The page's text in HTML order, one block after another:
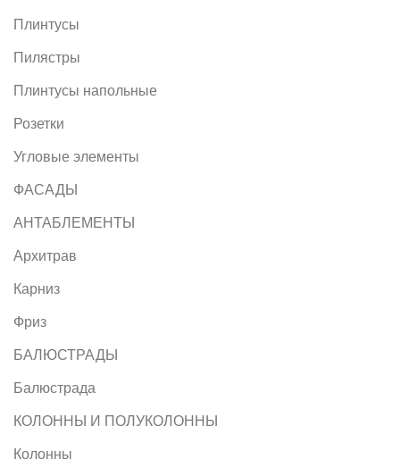
Плинтусы
Пилястры
Плинтусы напольные
Розетки
Угловые элементы
ФАСАДЫ
АНТАБЛЕМЕНТЫ
Архитрав
Карниз
Фриз
БАЛЮСТРАДЫ
Балюстрада
КОЛОННЫ И ПОЛУКОЛОННЫ
Колонны